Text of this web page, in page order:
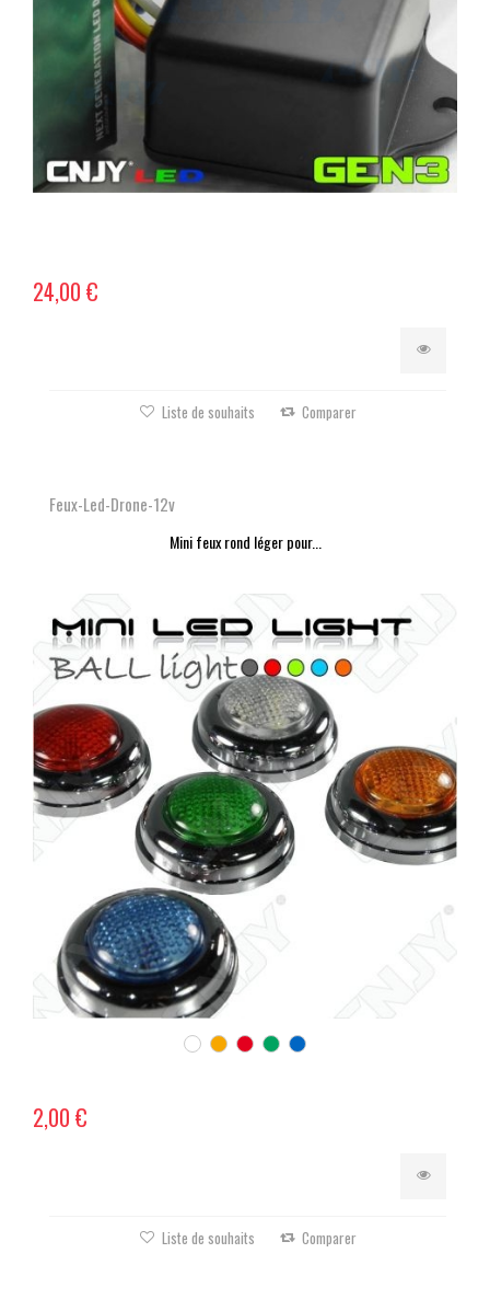
24,00 €
Liste de souhaits Comparer
Feux-Led-Drone-12v
Mini feux rond léger pour...
2,00 €
Liste de souhaits Comparer